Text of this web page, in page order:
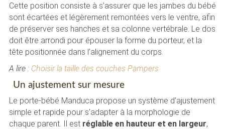
Cette position consiste à s’assurer que les jambes du bébé
sont écartées et légèrement remontées vers le ventre, afin
de préserver ses hanches et sa colonne vertébrale. Le dos
doit être arrondi pour épouser la forme du porteur, et la
tête positionnée dans l’alignement du corps.
A lire : Choisir la taille des couches Pampers
Un ajustement sur mesure
Le porte-bébé Manduca propose un système d’ajustement
simple et rapide pour s’adapter à la morphologie de
chaque parent. Il est réglable en hauteur et en largeur,